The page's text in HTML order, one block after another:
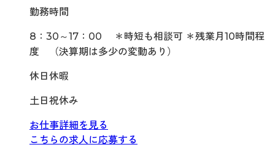
勤務時間
8：30～17：00 ＊時短も相談可 ＊残業月10時間程
度 （決算期は多少の変動あり）
休日休暇
土日祝休み
お仕事詳細を見る
こちらの求人に応募する